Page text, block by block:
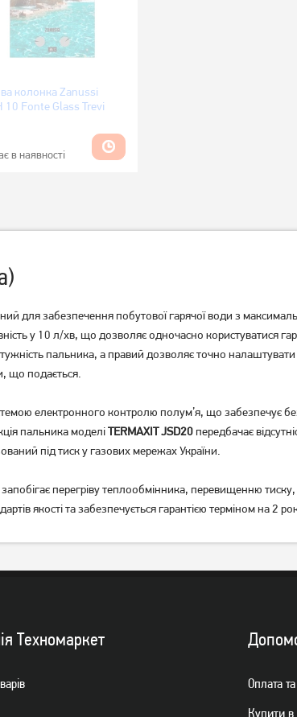
колонка Zanussi
10 Fonte Glass Trevi
в наявності
для забезпечення побутової гарячої води з
у 10 л/хв, що дозволяє одночасно
пальника, а правий дозволяє точно
що подається.
електронного контролю полум’я, що забезпечує
пальника моделіTERMAXIT JSD20 передбачає
під тиск у газових мережах України.
перегріву теплообмінника, перевищенню
якості та забезпечується гарантією терміном на 2
Техномаркет
Оплата
Купити в